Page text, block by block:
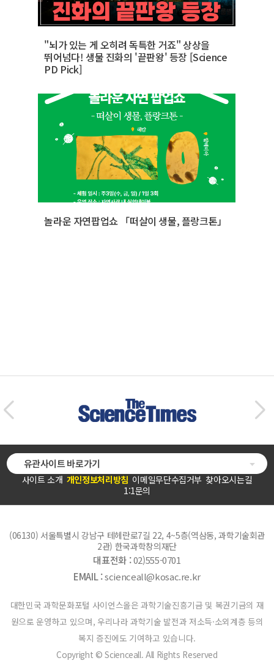
"뇌가 있는 게 오히려 독특한 거죠" 상상을
뛰어넘다! 생물 진화의 '끝판왕' 등장 [Science
PD Pick]
놀라운 자연팝업쇼 「떠살이 생물, 플랑크톤」
사이트 소개 개인정보처리방침 이메일무단수집거부 찾아오시는길
1:1문의
유관사이트 바로가기
(06130) 서울특별시 강남구 테헤란로7길 22, 4~5층(역삼동, 과학기술회관
2관) 한국과학창의재단
대표전화 :02)555-0701
EMAIL :scienceall@kosac.re.kr
대한민국 과학문화포털 사이언스올은 과학기술진흥기금 및 복권기금의 재
원으로 운영하고 있으며, 우리나라 과학기술 발전과 저소득·소외계층 등의
복지 증진에도 기여하고 있습니다.
Copyright © Scienceall. All Rights Reserved